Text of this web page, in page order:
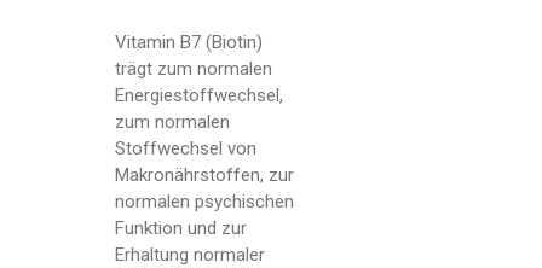
Vitamin B7 (Biotin)
trägt zum normalen
Energiestoffwechsel,
zum normalen
Stoffwechsel von
Makronährstoffen, zur
normalen psychischen
Funktion und zur
Erhaltung normaler